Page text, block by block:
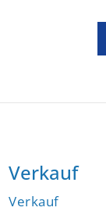
Verkauf
Verkauf